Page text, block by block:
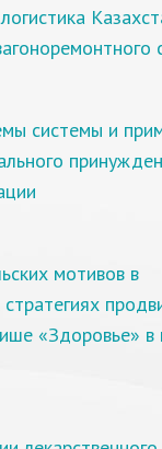
системы и
мотивов в
«Здоровье»